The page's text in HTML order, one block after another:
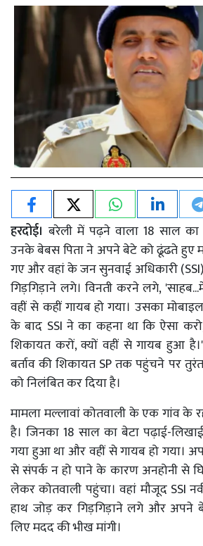
हरदोई। बरेली में पढ़ने वाला 18 साल का
उनके बेबस पिता ने अपने बेटे को ढूंढते हुए
गए और वहां के जन सुनवाई अधिकारी
गिड़गिड़ाने लगे। विनती करने लगे,
वहीं से कहीं गायब हो गया। उसका
के बाद SSI ने का कहना था कि ऐसा
शिकायत करों, क्यों वहीं से गायब हुआ
बर्ताव की शिकायत SP तक पहुंचने पर
को निलंबित कर दिया है।
मामला मल्लावां कोतवाली के एक गांव के
है। जिनका 18 साल का बेटा पढ़ाई-
गया हुआ था और वहीं से गायब हो गया।
से संपर्क न हो पाने के कारण अनहोनी से
लेकर कोतवाली पहुंचा। वहां मौजूद SSI
हाथ जोड़ कर गिड़गिड़ाने लगे और
लिए मदद की भीख मांगी।